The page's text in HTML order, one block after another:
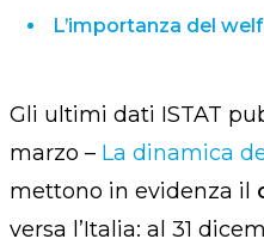
L’importanza del
Gli ultimi dati ISTAT
marzo – La dinamica
mettono in evidenza il
versa l’Italia: al 31